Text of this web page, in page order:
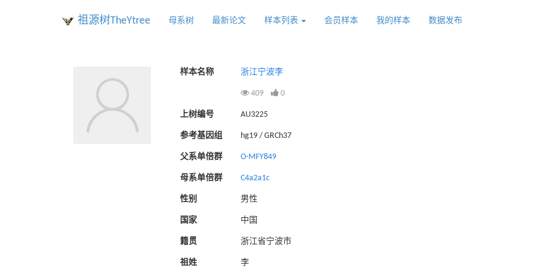
祖源树TheYtree 母系树 最新论文 样本列表 会员样本 我的样本 数据发布
样本名称 浙江宁波李
409 0
上树编号 AU3225
参考基因组 hg19 / GRCh37
父系单倍群 O-MFY849
母系单倍群 C4a2a1c
性别 男性
国家 中国
籍贯 浙江省宁波市
祖姓 李